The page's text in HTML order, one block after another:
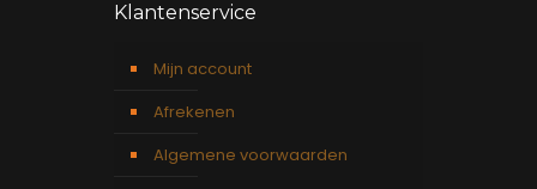
Klantenservice
Mijn account
Afrekenen
Algemene voorwaarden